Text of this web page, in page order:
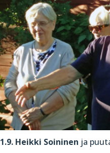
1.9. Heikki Soininen ja